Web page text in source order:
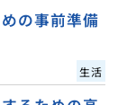
の事前準備
生活